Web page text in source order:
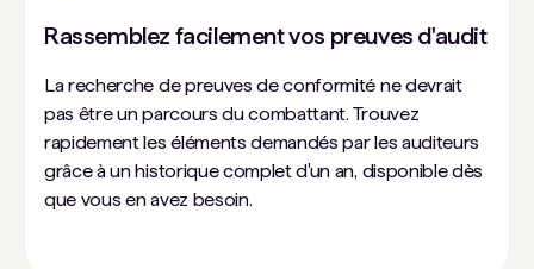
Rassemblez facilement vos preuves d'audit
La recherche de preuves de conformité ne devrait
pas être un parcours du combattant. Trouvez
rapidement les éléments demandés par les auditeurs
grâce à un historique complet d'un an, disponible dès
que vous en avez besoin.